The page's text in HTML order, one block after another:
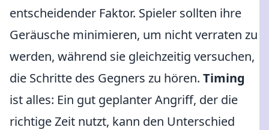
entscheidender Faktor. Spieler sollten ihre
Geräusche minimieren, um nicht verraten zu
werden, während sie gleichzeitig versuchen,
die Schritte des Gegners zu hören. Timing
ist alles: Ein gut geplanter Angriff, der die
richtige Zeit nutzt, kann den Unterschied